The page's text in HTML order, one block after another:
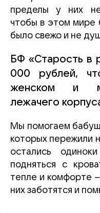
пределы у них
чтобы в этом мире
было свежо и не
БФ «Старость в
000 рублей,
женском и
лежачего
Мы помогаем
которых пережили
остались
подняться с
тепле и комфорте
них заботятся и